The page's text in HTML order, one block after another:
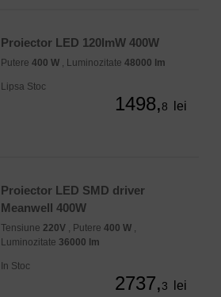
Proiector LED 120lmW 400W
Putere 400 W , Luminozitate 48000 lm
Lipsa Stoc
1498,8 lei
Proiector LED SMD driver
Meanwell 400W
Tensiune 220V , Putere 400 W ,
Luminozitate 36000 lm
In Stoc
2737,3 lei